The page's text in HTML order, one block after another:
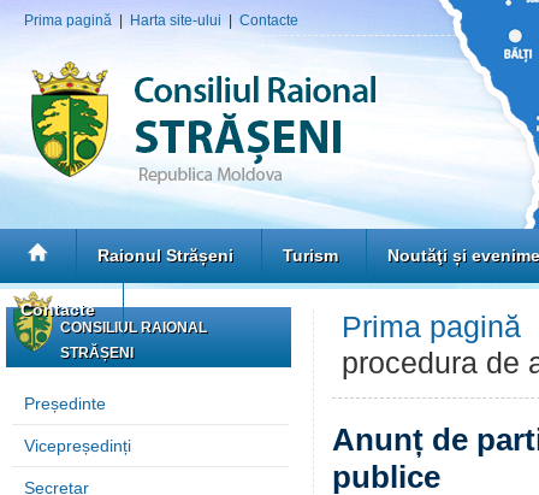
Prima pagină Harta site-ului Contacte
Raionul Strășeni Turism Noutăţi și
Contacte
CONSILIUL RAIONAL
STRĂȘENI
Președinte
Vicepreședinți
Secretar
Prima pagină
procedura de
Anunț de
publice